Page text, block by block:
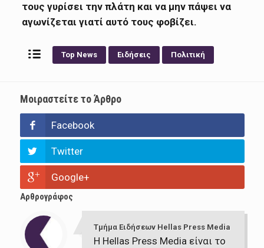
τους γυρίσει την πλάτη και να μην πάψει να
αγωνίζεται γιατί αυτό τους φοβίζει.
Top News Ειδήσεις Πολιτική
Μοιραστείτε το Άρθρο
Facebook
Twitter
Google+
Αρθρογράφος
Τμήμα Ειδήσεων Hellas Press Media
Η Hellas Press Media είναι το